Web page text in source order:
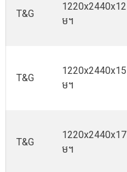
T&G
1220x2440x12
ម។
T&G
1220x2440x15
ម។
T&G
1220x2440x17
ម។